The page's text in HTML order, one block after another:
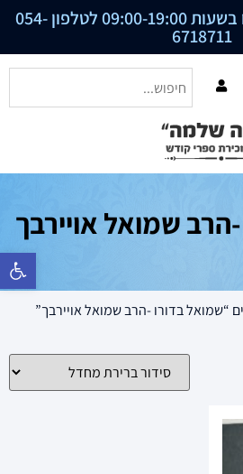
פתח סרגל
לטלפון 054-
6718711
הרב שמואל אויירבך
“שמואל בדורו -הרב שמואל אויירבך”